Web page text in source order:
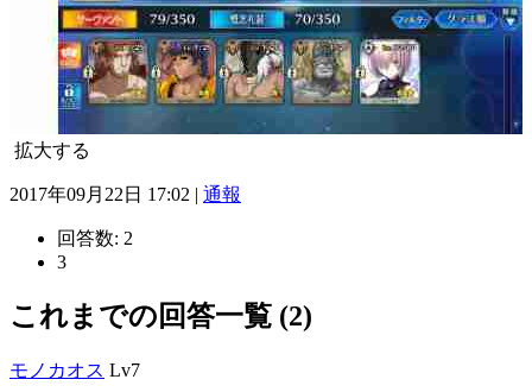
拡大する
2017年09月22日 17:02 | 通報
回答数: 2
3
これまでの回答一覧 (2)
モノカオス Lv7